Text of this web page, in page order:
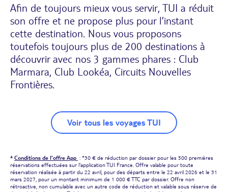
Afin de toujours mieux vous servir, TUI a réduit
son offre et ne propose plus pour l’instant
cette destination. Nous vous proposons
toutefois toujours plus de 200 destinations à
découvrir avec nos 3 gammes phares : Club
Marmara, Club Lookéa, Circuits Nouvelles
Frontières.
Voir tous les voyages TUI
* Conditions de l'offre App : *30 € de réduction par dossier pour les 500 premières
réservations effectuées sur l'application TUI France. Offre valable pour toute
réservation réalisée à partir du 22 avril, pour des départs entre le 22 avril 2026 et le 31
mars 2027, pour un montant minimum de 1 000 € TTC par dossier. Offre non
rétroactive, non cumulable avec un autre code de réduction et valable sous réserve de